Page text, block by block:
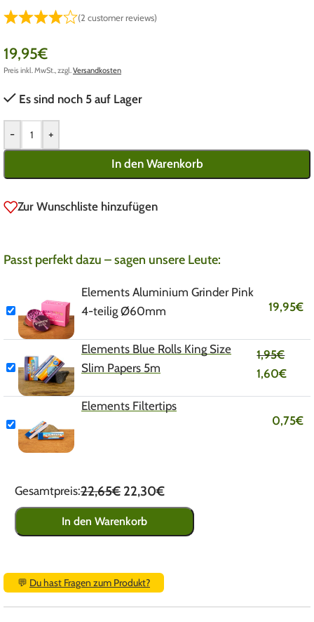
(2 customer reviews)
19,95€
Preis inkl. MwSt., zzgl. Versandkosten
Es sind noch 5 auf Lager
- +
In den Warenkorb
Zur Wunschliste hinzufügen
Passt perfekt dazu – sagen unsere Leute:
Elements Aluminium Grinder Pink
4-teilig Ø60mm
19,95€
Elements Blue Rolls King Size
Slim Papers 5m
1,95€
1,60€
Elements Filtertips
0,75€
Gesamtpreis:22,65€ 22,30€
In den Warenkorb
💬 Du hast Fragen zum Produkt?